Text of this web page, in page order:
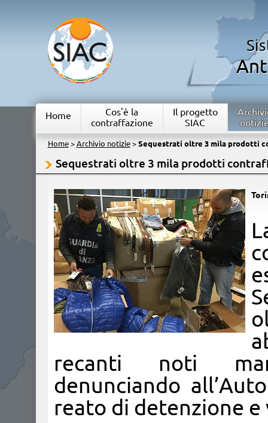
Home
Cos'è la
contraffazione
Il progetto
SIAC
Home> Archivio notizie> Sequestrati oltre 3 mila prodotti
Sequestrati oltre 3 mila prodotti
recanti noti
denunciando
reato di detenzione